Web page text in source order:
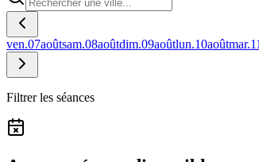
ven.07aoûtsam.08aoûtdim.09aoûtlun.10aoûtmar.11
Filtrer les séances